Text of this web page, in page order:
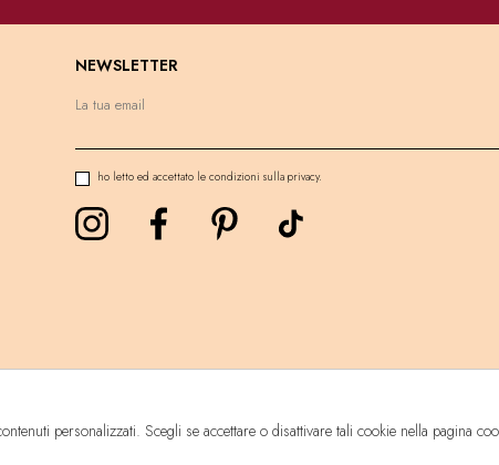
NEWSLETTER
ho letto ed accettato le condizioni sulla privacy.
personalizzati. Scegli se accettare o disattivare tali cookie nella pagina